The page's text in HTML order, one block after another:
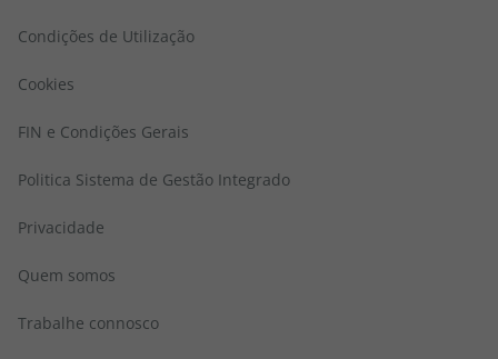
Condições de Utilização
Cookies
FIN e Condições Gerais
Politica Sistema de Gestão Integrado
Privacidade
Quem somos
Trabalhe connosco